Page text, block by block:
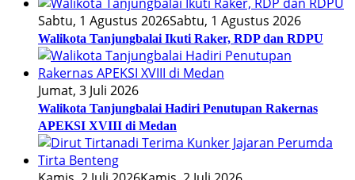
Sabtu, 1 Agustus 2026Sabtu, 1 Agustus 2026
Walikota Tanjungbalai Ikuti Raker, RDP dan RDPU
Jumat, 3 Juli 2026
Walikota Tanjungbalai Hadiri Penutupan Rakernas
APEKSI XVIII di Medan